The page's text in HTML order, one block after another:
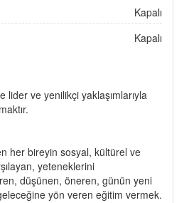
Kapalı
Kapalı
lider ve yenilikçi yaklaşımlarıyla
her bireyin sosyal, kültürel ve
yeteneklerini
düşünen, öneren, günün yeni
yön veren eğitim vermek.